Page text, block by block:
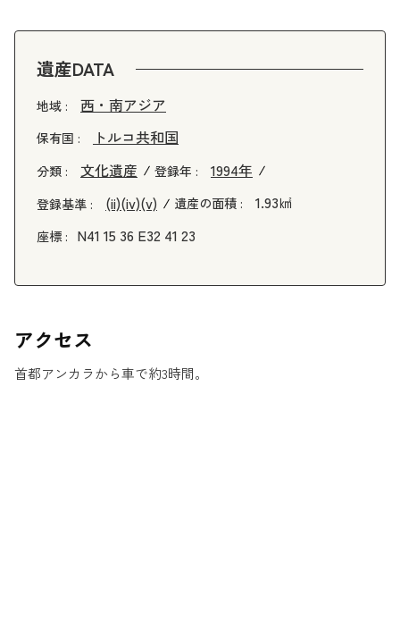
遺産DATA
地域 : 西・南アジア
保有国 : トルコ共和国
分類 : 文化遺産 登録年 : 1994年
登録基準 : (ii)(iv)(v) 遺産の面積 : 1.93㎢
座標 : N41 15 36 E32 41 23
アクセス
首都アンカラから車で約3時間。